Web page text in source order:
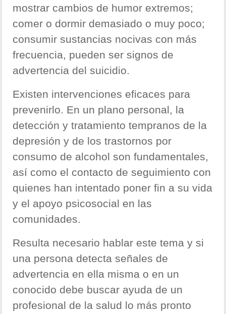
mostrar cambios de humor extremos;
comer o dormir demasiado o muy poco;
consumir sustancias nocivas con más
frecuencia, pueden ser signos de
advertencia del suicidio.
Existen intervenciones eficaces para
prevenirlo. En un plano personal, la
detección y tratamiento tempranos de la
depresión y de los trastornos por
consumo de alcohol son fundamentales,
así como el contacto de seguimiento con
quienes han intentado poner fin a su vida
y el apoyo psicosocial en las
comunidades.
Resulta necesario hablar este tema y si
una persona detecta señales de
advertencia en ella misma o en un
conocido debe buscar ayuda de un
profesional de la salud lo más pronto